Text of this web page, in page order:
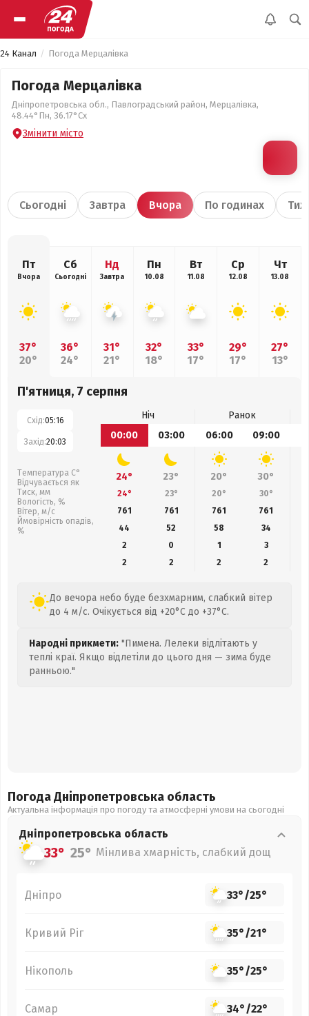
24 Канал Погода Мерцалівка
Погода Мерцалівка
Дніпропетровська обл., Павлоградський район, Мерцалівка,
48.44°Пн, 36.17°Сх
Змінити місто
Сьогодні Завтра Вчора По годинах
Пт
Вчора
37°
20°
Сб
Сьогодні
36°
24°
Нд
Завтра
31°
21°
Пн
10.08
32°
18°
Вт
11.08
33°
17°
Ср
12.08
29°
17°
Чт
13.08
27°
13°
П'ятниця, 7 серпня
Схід:05:16
Захід:20:03
Температура С°
Відчувається як
Тиск, мм
Вологість, %
Вітер, м/с
Ймовірність опадів,
%
Ніч
Ранок
00:00
03:00 06:00 09:00
24° 23° 20° 30°
24° 23° 20° 30°
761
761 761 761
44
52 58 34
2
0 1
3
2
2 2 2
До вечора небо буде безхмарним, слабкий вітер
до 4 м/с. Очікується від +20°C до +37°C.
Народні прикмети: "Пимена. Лелеки відлітають у
теплі краї. Якщо відлетіли до цього дня — зима буде
ранньою."
Погода Дніпропетровська область
Актуальна інформація про погоду та атмосферні умови на сьогодні
Дніпропетровська область
33° 25° Мінлива хмарність, слабкий дощ
Дніпро 33°/25°
Кривий Ріг 35°/21°
Нікополь 35°/25°
Самар 34°/22°